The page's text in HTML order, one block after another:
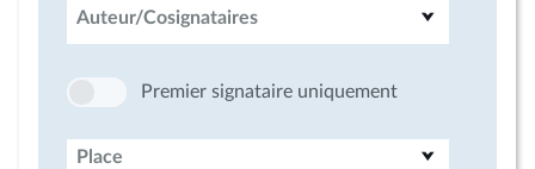
Auteur/Cosignataires
Premier signataire uniquement
Place